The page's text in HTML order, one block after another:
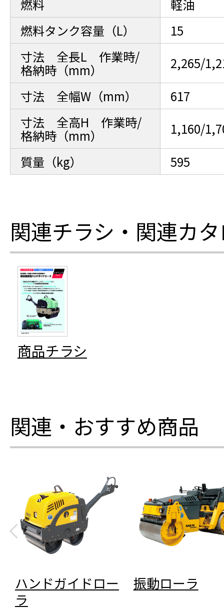
燃料
軽油
燃料タンク容量（L）
15
寸法 全長L 作業時/
格納時（mm）
2,265/
寸法 全幅W（mm）
617
寸法 全高H 作業時/
格納時（mm）
1,160/
質量（kg）
595
関連チラシ・関連カ
商品チラシ
関連・おすすめ商品
ハンドガイドロー
ラ
振動ローラ